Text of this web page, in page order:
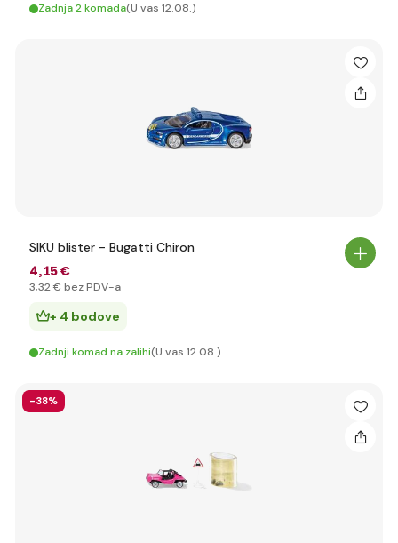
Zadnja 2 komada(U vas 12.08.)
SIKU blister - Bugatti Chiron
4,15 €
3,32 € bez PDV-a
+ 4 bodove
Zadnji komad na zalihi(U vas 12.08.)
-38%